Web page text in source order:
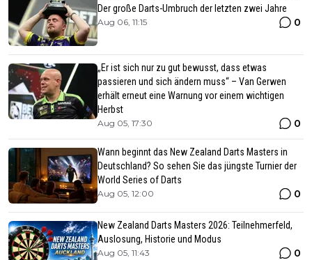
Der große Darts-Umbruch der letzten zwei Jahre
Aug 06, 11:15 0
„Er ist sich nur zu gut bewusst, dass etwas
passieren und sich ändern muss“ – Van Gerwen
erhält erneut eine Warnung vor einem wichtigen
Herbst
Aug 05, 17:30 0
Wann beginnt das New Zealand Darts Masters in
Deutschland? So sehen Sie das jüngste Turnier der
World Series of Darts
Aug 05, 12:00 0
New Zealand Darts Masters 2026: Teilnehmerfeld,
Auslosung, Historie und Modus
Aug 05, 11:43 0